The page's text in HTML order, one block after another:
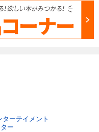
ーテイメント
ー